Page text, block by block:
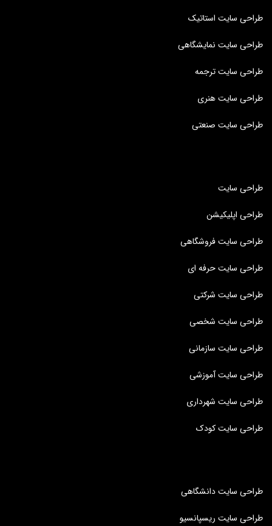
طراحی سایت استاتیک
طراحی سایت نمایشگاهی
طراحی سایت ترجمه
طراحی سایت هنری
طراحی سایت صنعتی
طراحی سایت
طراحی اپلیکیشن
طراحی سایت فروشگاهی
طراحی سایت حرفه ای
طراحی سایت شرکتی
طراحی سایت شخصی
طراحی سایت سازمانی
طراحی سایت آموزشی
طراحی سایت شهرداری
طراحی سایت کودک
طراحی سایت دانشگاهی
طراحی سایت ریسپانسیو